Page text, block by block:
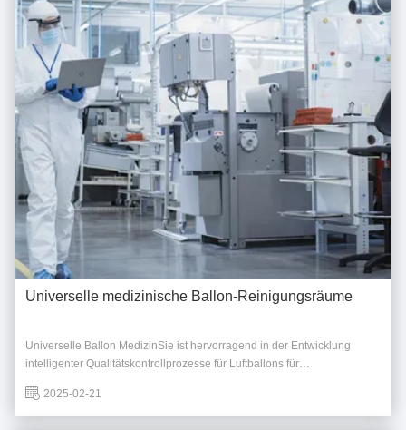
Universelle medizinische Ballon-Reinigungsräume
Universelle Ballon MedizinSie ist hervorragend in der Entwicklung
intelligenter Qualitätskontrollprozesse für Luftballons für
unterstützen wir unsere Partner bei der Vereinfachung der
Fertigungsprozesse und der Verbesserung der Betriebseffizienz...
2025-02-21